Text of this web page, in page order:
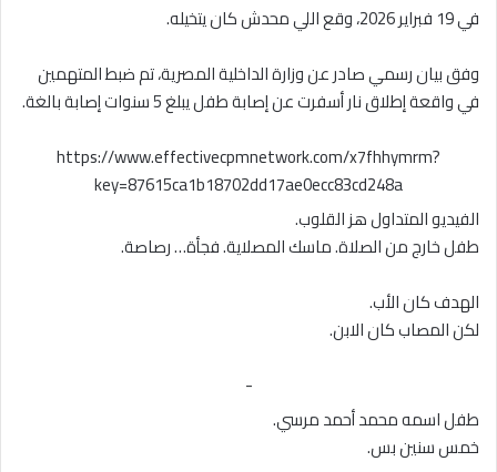
في 19 فبراير 2026، وقع اللي محدش كان يتخيله.
وفق بيان رسمي صادر عن وزارة الداخلية المصرية، تم ضبط المتهمين
في واقعة إطلاق نار أسفرت عن إصابة طفل يبلغ 5 سنوات إصابة بالغة.
https://www.effectivecpmnetwork.com/x7fhhymrm?
key=87615ca1b18702dd17ae0ecc83cd248a
الفيديو المتداول هز القلوب.
طفل خارج من الصلاة. ماسك المصلاية. فجأة… رصاصة.
الهدف كان الأب.
لكن المصاب كان الابن.
-
طفل اسمه محمد أحمد مرسي.
خمس سنين بس.